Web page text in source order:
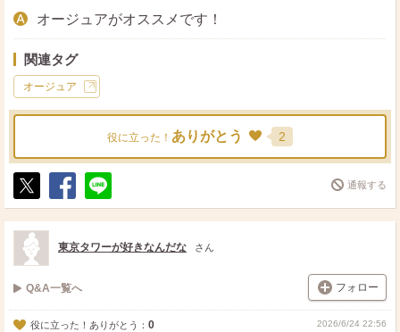
オージュアがオススメです！
関連タグ
オージュア
役に立った！ ありがとう 2
ポ
ス
ト
シ
ェ
送
る
通報する
東京タワーが好きなんだな さん
Q&A一覧へ フォロー
役に立った！ありがとう： 0 2026/6/24 22:56